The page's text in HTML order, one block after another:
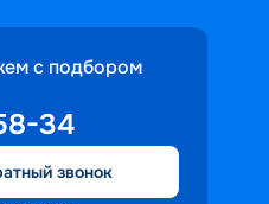
с подбором
34
звонок